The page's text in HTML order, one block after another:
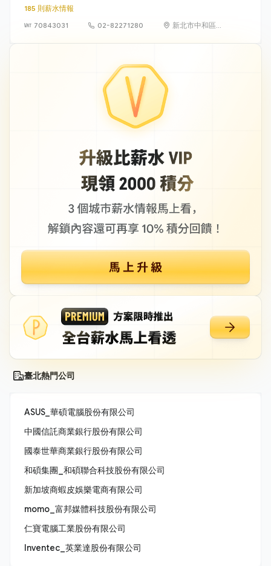
185 則薪水情報
70843031
02-82271280
新北市中和區建
臺北熱門公司
ASUS_華碩電腦股份有限公司
中國信託商業銀行股份有限公司
國泰世華商業銀行股份有限公司
和碩集團_和碩聯合科技股份有限公司
新加坡商蝦皮娛樂電商有限公司
momo_富邦媒體科技股份有限公司
仁寶電腦工業股份有限公司
Inventec_英業達股份有限公司